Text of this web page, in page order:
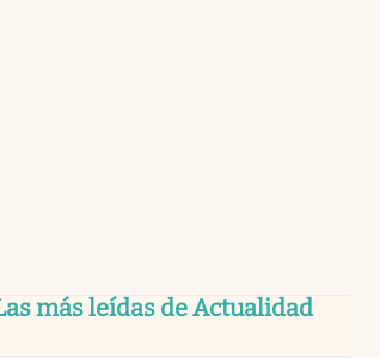
más leídas de Actualidad